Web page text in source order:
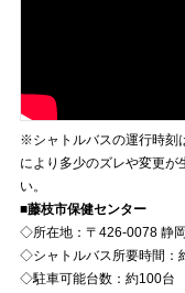
※シャトルバスの運行時刻
により多少のズレや変更が
い。
■藤枝市保健センター
◇所在地：〒426-0078 静
◇シャトルバス所要時間：
◇駐車可能台数：約100台